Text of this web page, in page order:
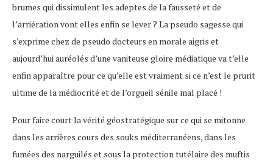
brumes qui dissimulent les adeptes de la fausseté et de
l’arriération vont elles enfin se lever ? La pseudo sagesse qui
s’exprime chez de pseudo docteurs en morale aigris et
aujourd’hui auréolés d’une vaniteuse gloire médiatique va t’elle
enfin apparaître pour ce qu’elle est vraiment si ce n’est le prurit
ultime de la médiocrité et de l’orgueil sénile mal placé !
Pour faire court la vérité géostratégique sur ce qui se mitonne
dans les arrières cours des souks méditerranéens, dans les
fumées des narguilés et sous la protection tutélaire des muftis